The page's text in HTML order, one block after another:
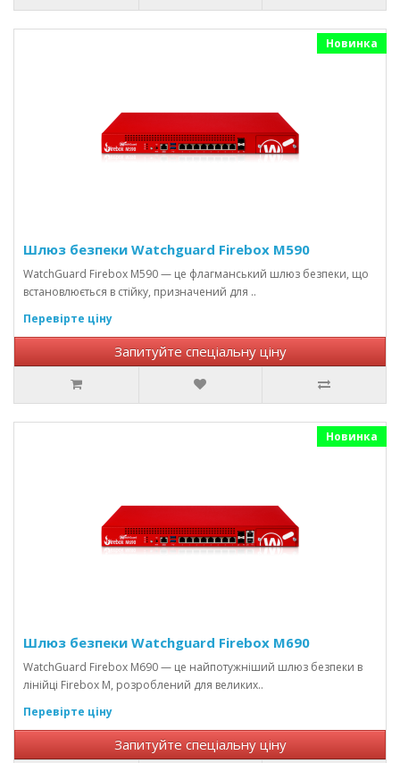
Новинка
Шлюз безпеки Watchguard Firebox M590
WatchGuard Firebox M590 — це флагманський шлюз безпеки, що
встановлюється в стійку, призначений для ..
Перевірте ціну
Запитуйте спеціальну ціну
Новинка
Шлюз безпеки Watchguard Firebox M690
WatchGuard Firebox M690 — це найпотужніший шлюз безпеки в
лінійці Firebox M, розроблений для великих..
Перевірте ціну
Запитуйте спеціальну ціну